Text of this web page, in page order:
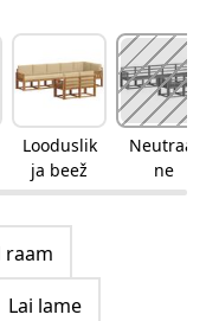
Looduslik
ja beež
Neutraal
ne
raam
Lai lame